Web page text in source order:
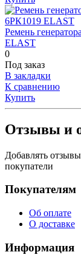
Ремень
ELAST
0
Под заказ
В закладки
К сравнению
Купить
Отзывы и
Добавлять
покупатели
Покупателям
Об оплате
О доставке
Информация